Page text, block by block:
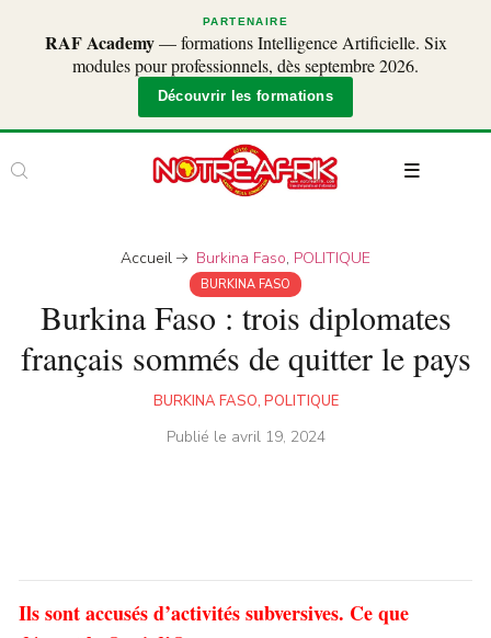
PARTENAIRE
RAF Academy— formations Intelligence Artificielle. Six
modules pour professionnels, dès septembre 2026.
Découvrir les formations
Accueil Burkina Faso, POLITIQUE
BURKINA FASO
Burkina Faso : trois diplomates
français sommés de quitter le pays
BURKINA FASO, POLITIQUE
Publié le avril 19, 2024
Ils sont accusés d’activités subversives. Ce que